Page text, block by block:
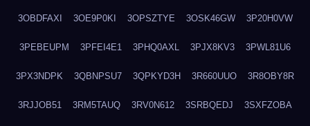
3OBDFAXI 3OE9P0KI 3OPSZTYE 3OSK46GW 3P20H0VW
3PEBEUPM 3PFEI4E1 3PHQ0AXL 3PJX8KV3 3PWL81U6
3PX3NDPK 3QBNPSU7 3QPKYD3H 3R660UUO 3R8OBY8R
3RJJOB51 3RM5TAUQ 3RV0N612 3SRBQEDJ 3SXFZOBA